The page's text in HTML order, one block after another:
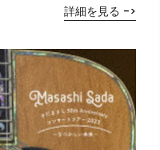
詳細を見る ->